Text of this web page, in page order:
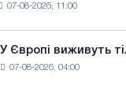
07-08-2026, 11:00
У Європі виживуть
07-08-2026, 04:00